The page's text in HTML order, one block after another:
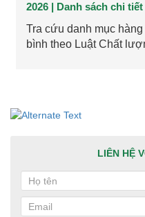
2026 | Danh sách chi tiết
Tra cứu danh mục
bình theo Luật Chất
LIÊN HỆ